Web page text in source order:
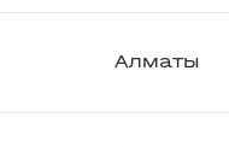
Алматы